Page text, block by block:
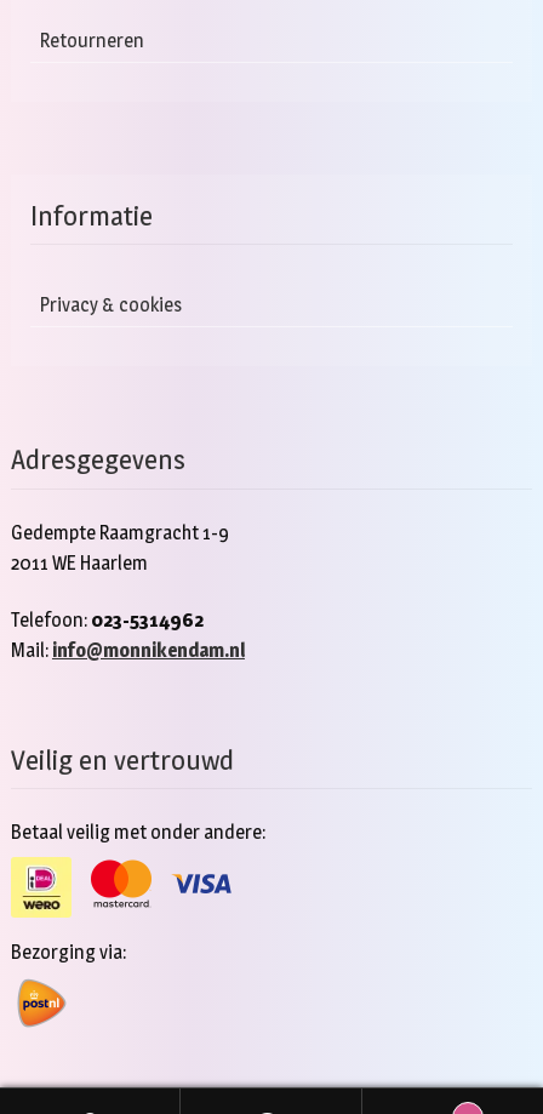
Retourneren
Informatie
Privacy & cookies
Adresgegevens
Gedempte Raamgracht 1-9
2011 WE Haarlem
Telefoon: 023-5314962
Mail: info@monnikendam.nl
Veilig en vertrouwd
Betaal veilig met onder andere:
Bezorging via: